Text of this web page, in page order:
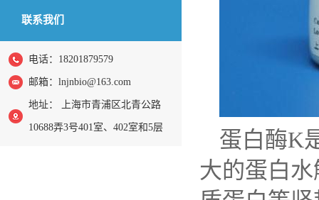
联系我们
电话：18201879579
邮箱： lnjnbio@163.com
地址： 上海市青浦区北青公路
10688弄3号401室、402室和5层 蛋白酶K
大的蛋白